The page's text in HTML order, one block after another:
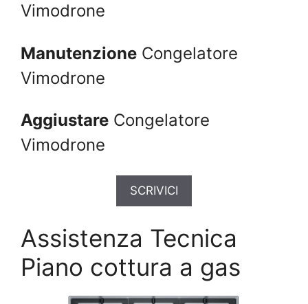
Vimodrone
Manutenzione Congelatore
Vimodrone
Aggiustare Congelatore
Vimodrone
SCRIVICI
Assistenza Tecnica
Piano cottura a gas